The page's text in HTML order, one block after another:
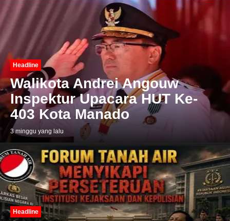
Headline
Walikota Andrei Angouw
Inspektur Upacara HUT Ke-
403 Kota Manado
3 minggu yang lalu
Headline